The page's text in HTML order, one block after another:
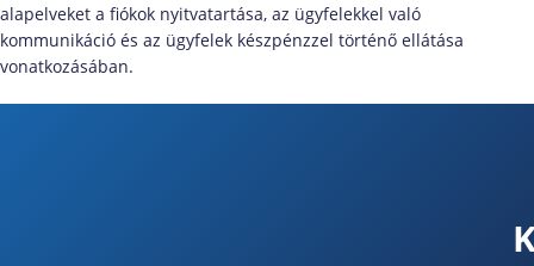
alapelveket a fiókok nyitvatartása, az ügyfelekkel való
kommunikáció és az ügyfelek készpénzzel történő ellátása
vonatkozásában.